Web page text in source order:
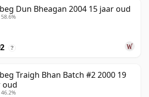
Dun Bheagan 2004 15 jaar oud
?
Traigh Bhan Batch #2 2000 19
oud